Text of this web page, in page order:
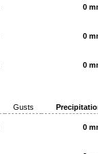
0
0
0
Gusts
0